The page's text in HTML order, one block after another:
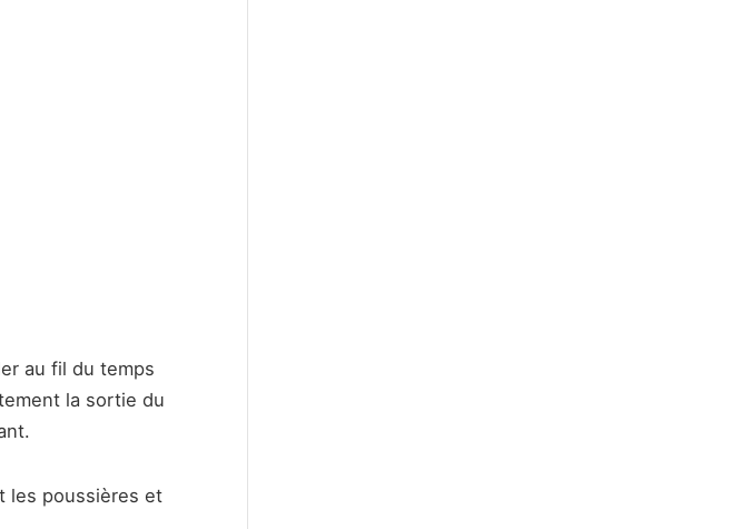
au fil du temps
la sortie du
les poussières et